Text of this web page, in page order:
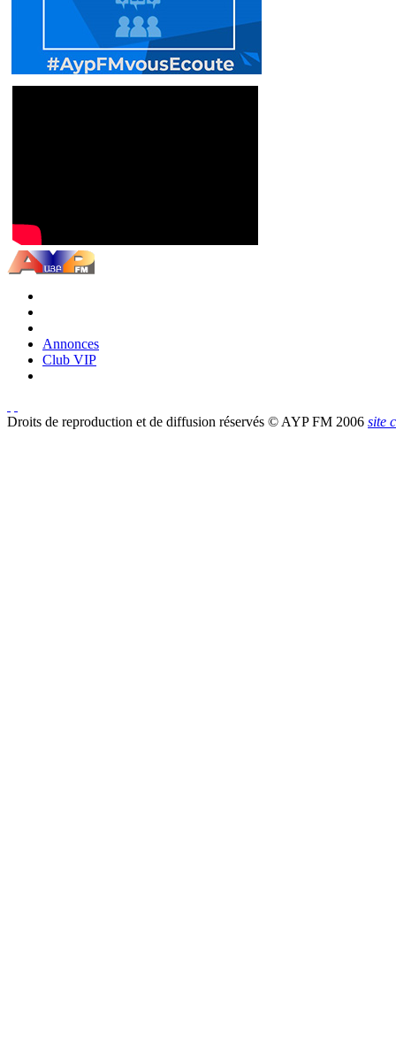
Annonces
Club VIP
Droits de reproduction et de diffusion réservés © AYP FM 2006 site